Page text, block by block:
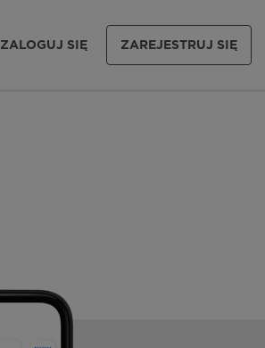
ZALOGUJ SIĘ ZAREJESTRUJ SIĘ